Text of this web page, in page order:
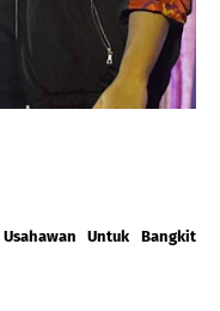
Untuk Bangkit